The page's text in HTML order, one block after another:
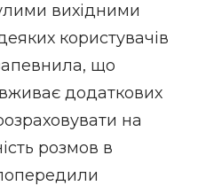
вихідними
користувачів
що
додаткових
на
розмов в